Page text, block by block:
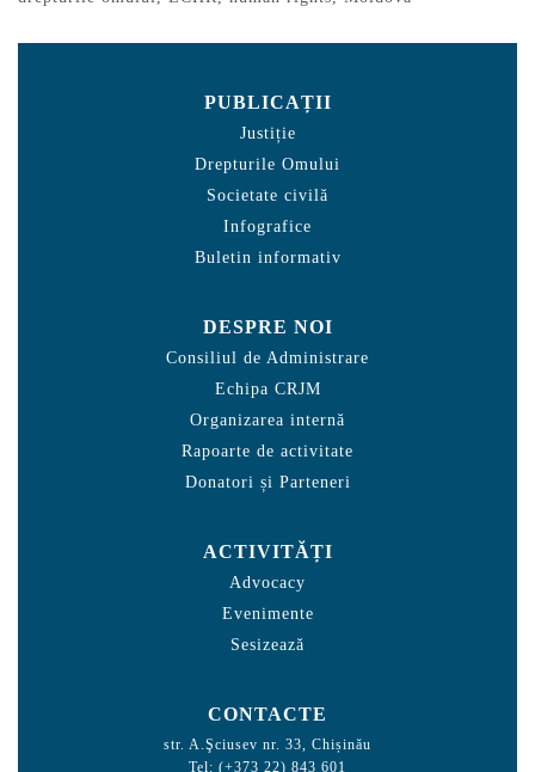
PUBLICAȚII
Justiție
Drepturile Omului
Societate civilă
Infografice
Buletin informativ
DESPRE NOI
Consiliul de Administrare
Echipa CRJM
Organizarea internă
Rapoarte de activitate
Donatori și Parteneri
ACTIVITĂȚI
Advocacy
Evenimente
Sesizează
CONTACTE
str. A.Şciusev nr. 33, Chișinău
Tel: (+373 22) 843 601